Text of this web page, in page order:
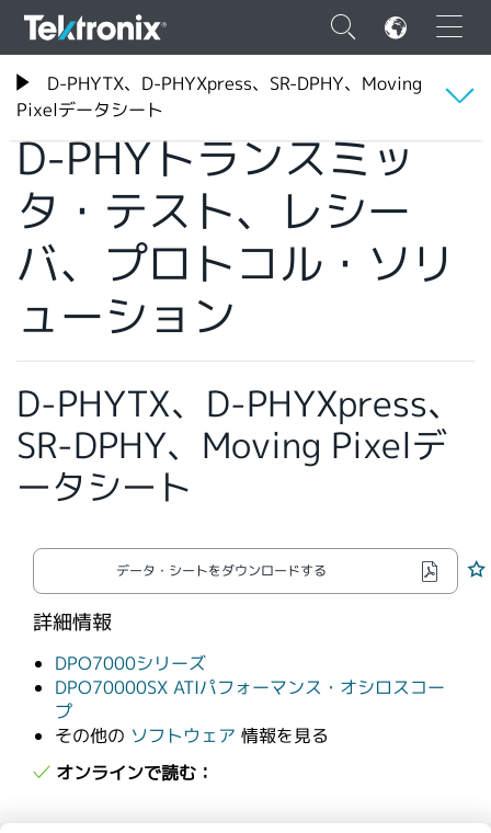
×
ENGLISH
FRANÇAIS
DEUTSCH
VIỆT NAM
日本語
韓国語
テクトロニクス
ソフトウェア
D-PHYトランスミッタ・テスト、レシーバ、プロトコル・ソリューション
D-PHYトランスミッ
タ・テスト、レシー
バ、プロトコル・ソリ
ューション
D-PHYTX、D-PHYXpress、
SR-DPHY、Moving Pixelデ
ータシート
データ・シートをダウンロードする
詳細情報
DPO7000シリーズ
DPO70000SX ATIパフォーマンス・オシロスコー
プ
その他の ソフトウェア 情報を見る
オンラインで読む：
D-PHYTX、D-PHYXpress、SR-DPHY、Moving
Pixelデータシート
概要
仕様
ご注文の際は以下の型名をご使用ください。